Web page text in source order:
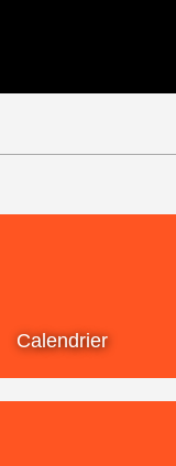
Calendrier